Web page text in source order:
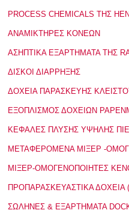
PROCESS CHEMICALS ΤΗΣ
ΑΝΑΜΙΚΤΗΡΕΣ ΚΟΝΕΩΝ
ΑΣΗΠΤΙΚΑ ΕΞΑΡΤΗΜΑΤΑ ΤΗΣ
ΔΙΣΚΟΙ ΔΙΑΡΡΗΞΗΣ
ΔΟΧΕΙΑ ΠΑΡΑΣΚΕΥΗΣ
ΕΞΟΠΛΙΣΜΟΣ ΔΟΧΕΙΩΝ
ΚΕΦΑΛΕΣ ΠΛΥΣΗΣ ΥΨΗΛΗΣ
ΜΕΤΑΦΕΡΟΜΕΝΑ ΜΙΞΕΡ -
ΜΙΞΕΡ-ΟΜΟΓΕΝΟΠΟΙΗΤΕΣ
ΠΡΟΠΑΡΑΣΚΕΥΑΣΤΙΚΑ ΔΟΧΕΙΑ
ΣΩΛΗΝΕΣ & ΕΞΑΡΤΗΜΑΤΑ